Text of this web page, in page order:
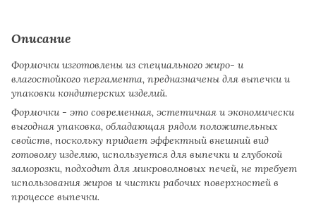
Описание
Формочки изготовлены из специального жиро- и
влагостойкого пергамента, предназначены для выпечки и
упаковки кондитерских изделий.
Формочки - это современная, эстетичная и экономически
выгодная упаковка, обладающая рядом положительных
свойств, поскольку придает эффектный внешний вид
готовому изделию, используется для выпечки и глубокой
заморозки, подходит для микроволновых печей, не требует
использования жиров и чистки рабочих поверхностей в
процессе выпечки.